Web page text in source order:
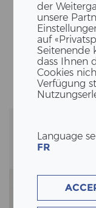
der
unsere
auf
Seitenende
dass Ihnen
Cookies
Verfügung
Language
FR
LÄSST